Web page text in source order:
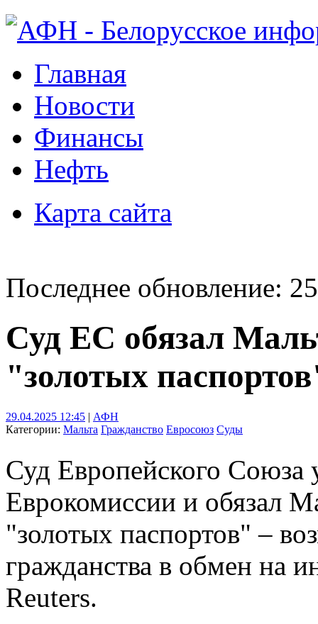
Главная
Новости
Финансы
Нефть
Карта сайта
Последнее обновление:
Суд ЕС обязал
"золотых
29.04.2025 12:45 | АФН
Категории: Мальта Гражданство Евросоюз Суды
Суд Европейского Союза
Еврокомиссии и обязал
"золотых паспортов" –
гражданства в обмен на
Reuters.